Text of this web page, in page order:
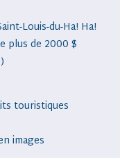
Louis-du-Ha! Ha!
plus de 2000 $
touristiques
images